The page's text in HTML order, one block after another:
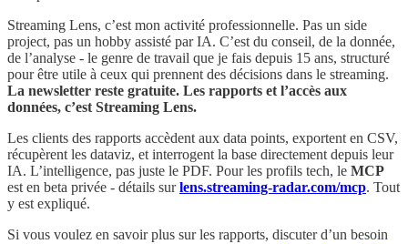
Streaming Lens, c’est mon activité professionnelle. Pas un side
project, pas un hobby assisté par IA. C’est du conseil, de la donnée,
de l’analyse - le genre de travail que je fais depuis 15 ans, structuré
pour être utile à ceux qui prennent des décisions dans le streaming.
La newsletter reste gratuite. Les rapports et l’accès aux
données, c’est Streaming Lens.
Les clients des rapports accèdent aux data points, exportent en CSV,
récupèrent les dataviz, et interrogent la base directement depuis leur
IA. L’intelligence, pas juste le PDF. Pour les profils tech, le MCP
est en beta privée - détails surlens.streaming-radar.com/mcp. Tout
y est expliqué.
Si vous voulez en savoir plus sur les rapports, discuter d’un besoin